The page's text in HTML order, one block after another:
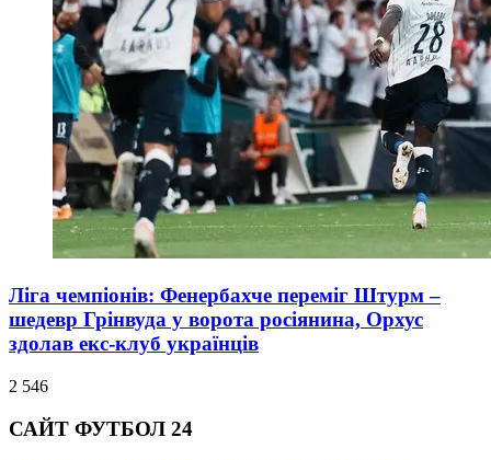
Ліга чемпіонів: Фенербахче переміг Штурм –
шедевр Грінвуда у ворота росіянина, Орхус
здолав екс-клуб українців
2 546
САЙТ ФУТБОЛ 24